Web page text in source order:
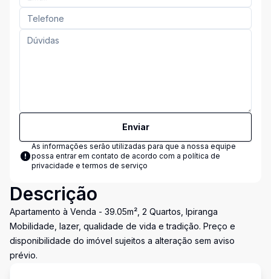
Enviar
As informações serão utilizadas para que a nossa equipe
possa entrar em contato de acordo com a política de
privacidade e termos de serviço
Descrição
Apartamento à Venda - 39.05m², 2 Quartos, Ipiranga
Mobilidade, lazer, qualidade de vida e tradição. Preço e
disponibilidade do imóvel sujeitos a alteração sem aviso
prévio.